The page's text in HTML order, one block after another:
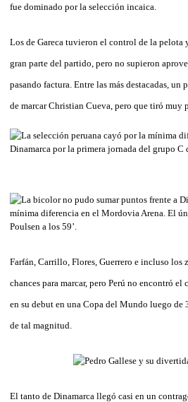
fue dominado por la selección incaica.
Los de Gareca tuvieron el control de la pelota
gran parte del partido, pero no supieron
pasando factura. Entre las más destacadas,
de marcar Christian Cueva, pero que tiró muy
Farfán, Carrillo, Flores, Guerrero e incluso los
chances para marcar, pero Perú no encontró
en su debut en una Copa del Mundo luego de
de tal magnitud.
El tanto de Dinamarca llegó casi en un